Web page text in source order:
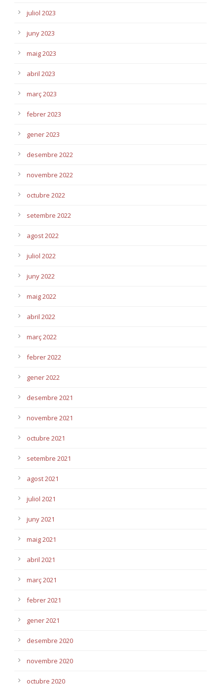
juliol 2023
juny 2023
maig 2023
abril 2023
març 2023
febrer 2023
gener 2023
desembre 2022
novembre 2022
octubre 2022
setembre 2022
agost 2022
juliol 2022
juny 2022
maig 2022
abril 2022
març 2022
febrer 2022
gener 2022
desembre 2021
novembre 2021
octubre 2021
setembre 2021
agost 2021
juliol 2021
juny 2021
maig 2021
abril 2021
març 2021
febrer 2021
gener 2021
desembre 2020
novembre 2020
octubre 2020